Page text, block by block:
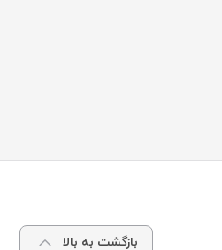
بازگشت به بالا